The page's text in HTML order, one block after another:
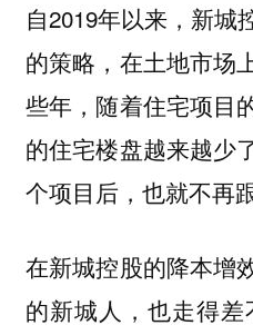
自2019年以来，新城
的策略，在土地市场
些年，随着住宅项目
的住宅楼盘越来越少
个项目后，也就不再
在新城控股的降本增
的新城人，也走得差